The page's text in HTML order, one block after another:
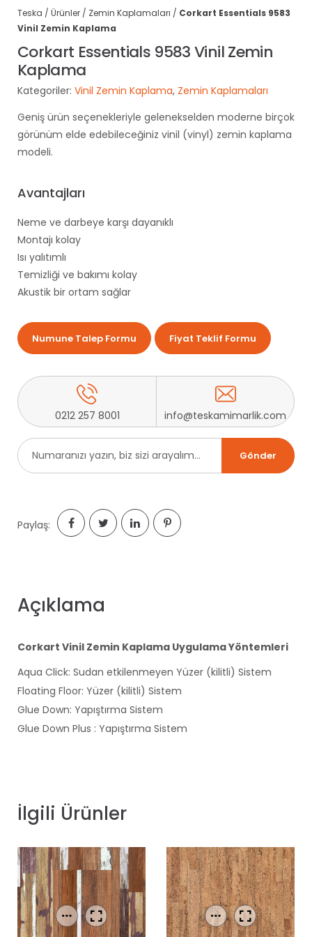
Teska / Ürünler / Zemin Kaplamaları / Corkart Essentials 9583
Vinil Zemin Kaplama
Corkart Essentials 9583 Vinil Zemin
Kaplama
Kategoriler: Vinil Zemin Kaplama, Zemin Kaplamaları
Geniş ürün seçenekleriyle gelenekselden moderne birçok
görünüm elde edebileceğiniz vinil (vinyl) zemin kaplama
modeli.
Avantajları
Neme ve darbeye karşı dayanıklı
Montajı kolay
Isı yalıtımlı
Temizliği ve bakımı kolay
Akustik bir ortam sağlar
Numune Talep Formu Fiyat Teklif Formu
0212 257 8001 info@teskamimarlik.com
Paylaş:
Açıklama
Corkart Vinil Zemin Kaplama Uygulama Yöntemleri
Aqua Click: Sudan etkilenmeyen Yüzer (kilitli) Sistem
Floating Floor: Yüzer (kilitli) Sistem
Glue Down: Yapıştırma Sistem
Glue Down Plus : Yapıştırma Sistem
İlgili Ürünler